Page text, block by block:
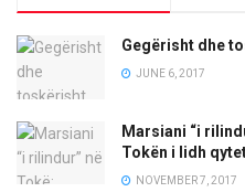
Gegërisht dhe
JUNE 6, 2017
Marsiani “i
Tokën i lidh
NOVEMBER 7, 2017